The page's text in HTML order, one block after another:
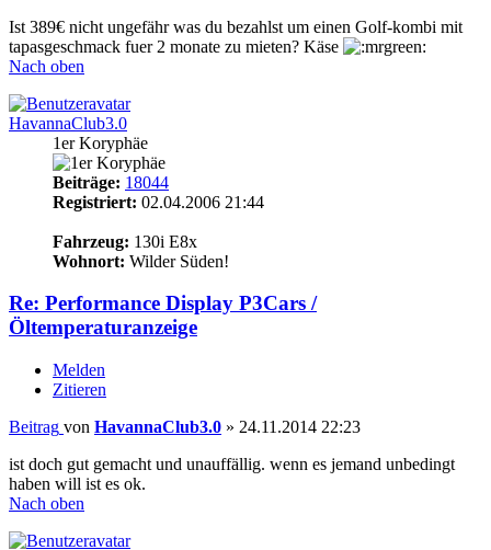
Ist 389€ nicht ungefähr was du bezahlst um einen Golf-kombi mit
tapasgeschmack fuer 2 monate zu mieten? Käse
Nach oben
HavannaClub3.0
1er Koryphäe
Beiträge: 18044
Registriert: 02.04.2006 21:44
Fahrzeug: 130i E8x
Wohnort: Wilder Süden!
Re: Performance Display P3Cars /
Öltemperaturanzeige
Melden
Zitieren
Beitrag von HavannaClub3.0 » 24.11.2014 22:23
ist doch gut gemacht und unauffällig. wenn es jemand unbedingt
haben will ist es ok.
Nach oben